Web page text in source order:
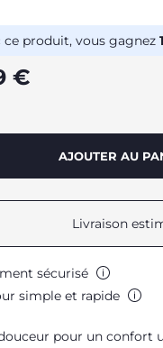
ce produit, vous gagnez
€
AJOUTER AU
Livraison
sécurisé
simple et rapide
pour un confort